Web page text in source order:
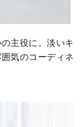
主役に。淡いキ
気のコーディネ